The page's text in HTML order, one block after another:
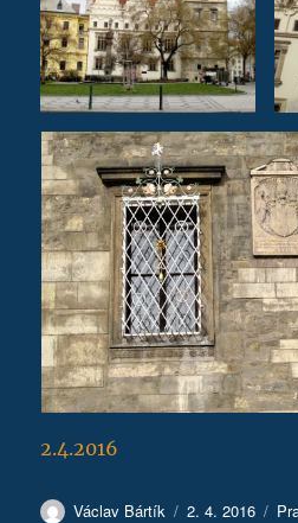
2.4.2016
Autor:
Václav Bártík Publikováno:
2. 4. 2016